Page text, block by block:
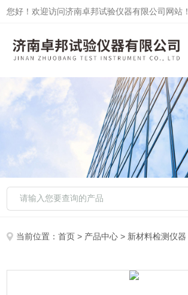
您好！欢迎访问济南卓邦试验仪器有限公司网站！
当前位置：首页 > 产品中心 > 新材料检测仪器